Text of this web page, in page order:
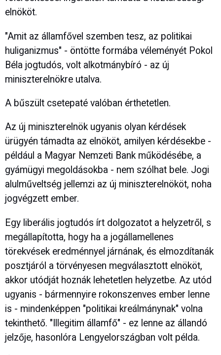
elnököt.
"Amit az államfővel szemben tesz, az politikai
huliganizmus" - öntötte formába véleményét Pokol
Béla jogtudós, volt alkotmánybíró - az új
miniszterelnökre utalva.
A bűszült csetepaté valóban érthetetlen.
Az új miniszterelnök ugyanis olyan kérdések
ürügyén támadta az elnököt, amilyen kérdésekbe -
például a Magyar Nemzeti Bank működésébe, a
gyámügyi megoldásokba - nem szólhat bele. Jogi
alulműveltség jellemzi az új miniszterelnököt, noha
jogvégzett ember.
Egy liberális jogtudós írt dolgozatot a helyzetről, s
megállapította, hogy ha a jogállamellenes
törekvések eredménnyel járnának, és elmozdítanák
posztjáról a törvényesen megválasztott elnököt,
akkor utódját hoznák lehetetlen helyzetbe. Az utód
ugyanis - bármennyire rokonszenves ember lenne
is - mindenképpen "politikai kreálmánynak" volna
tekinthető. "Illegitim államfő" - ez lenne az állandó
jelzője, hasonlóra Lengyelországban volt példa.